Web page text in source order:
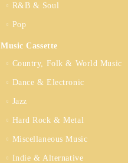
R&B & Soul
Pop
Music Cassette
Country, Folk & World Music
Dance & Electronic
Jazz
Hard Rock & Metal
Miscellaneous Music
Indie & Alternative